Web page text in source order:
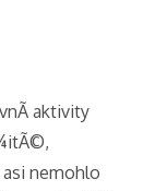
aktivity
nemohlo